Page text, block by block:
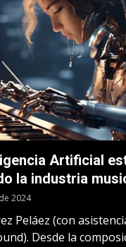
Artificial
la industria
2024
Peláez (con
Desde la